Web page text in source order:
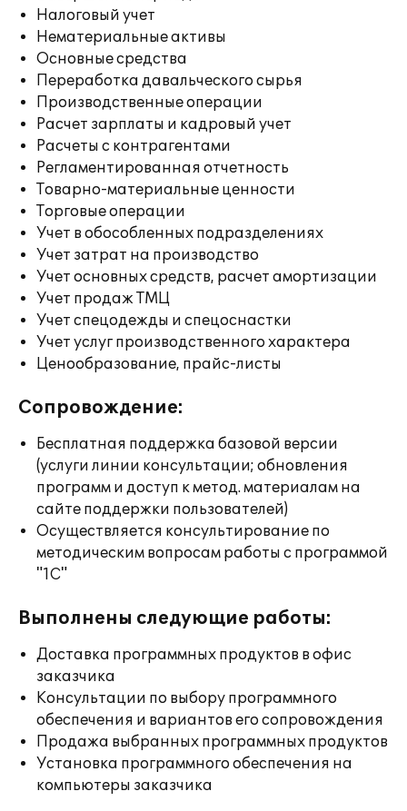
Налоговый учет
Нематериальные активы
Основные средства
Переработка давальческого сырья
Производственные операции
Расчет зарплаты и кадровый учет
Расчеты с контрагентами
Регламентированная отчетность
Товарно-материальные ценности
Торговые операции
Учет в обособленных подразделениях
Учет затрат на производство
Учет основных средств, расчет амортизации
Учет продаж ТМЦ
Учет спецодежды и спецоснастки
Учет услуг производственного характера
Ценообразование, прайс-листы
Сопровождение:
Бесплатная поддержка базовой версии
(услуги линии консультации; обновления
программ и доступ к метод. материалам на
сайте поддержки пользователей)
Осуществляется консультирование по
методическим вопросам работы с программой
"1С"
Выполнены следующие работы:
Доставка программных продуктов в офис
заказчика
Консультации по выбору программного
обеспечения и вариантов его сопровождения
Продажа выбранных программных продуктов
Установка программного обеспечения на
компьютеры заказчика